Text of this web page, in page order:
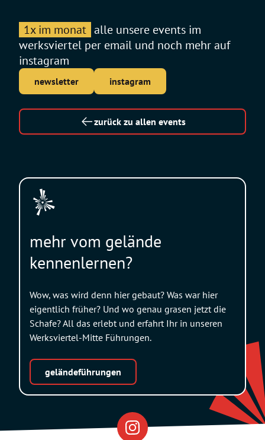
1x im monat alle unsere events im
werksviertel per email und noch mehr auf
instagram
newsletter instagram
zurück zu allen events
mehr vom gelände
kennenlernen?
Wow, was wird denn hier gebaut? Was war hier
eigentlich früher? Und wo genau grasen jetzt die
Schafe? All das erlebt und erfahrt Ihr in unseren
Werksviertel-Mitte Führungen.
geländeführungen